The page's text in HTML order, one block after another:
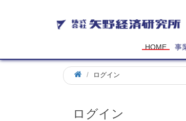
矢
野
研
究
所
HOME 事
ログイン
ログイン